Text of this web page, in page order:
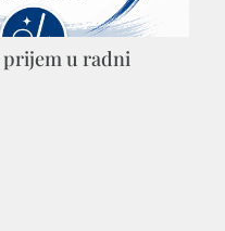
prijem u radni